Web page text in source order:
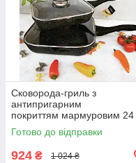
Сковорода-гриль з
антипригарним
покриттям мармуровим 24
см Edenberg EB-3309
Сковорода гриль із кришкою
Готово до відправки
924 ₴ 1 024 ₴